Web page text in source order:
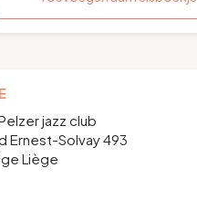
jazz club
Ernest-Solvay 493
Liège